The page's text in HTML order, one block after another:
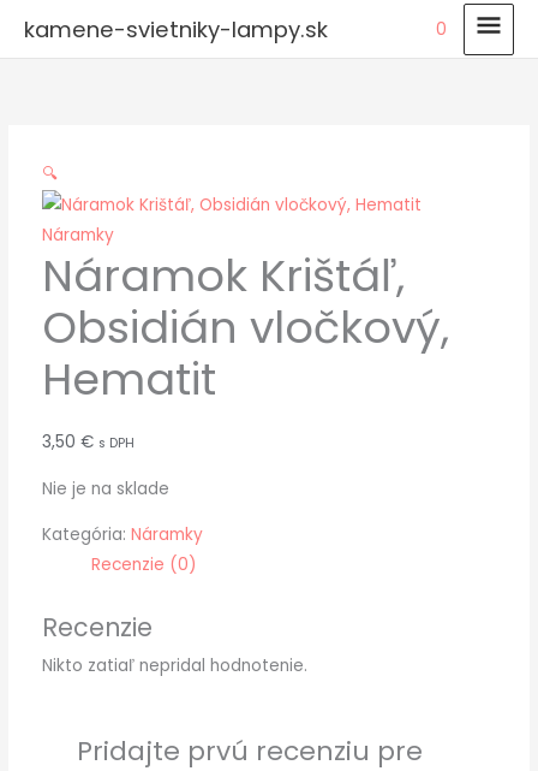
kamene-svietniky-lampy.sk 0
🔍
Náramky
Náramok Krištáľ,
Obsidián vločkový,
Hematit
3,50 € s DPH
Nie je na sklade
Kategória: Náramky
Recenzie (0)
Recenzie
Nikto zatiaľ nepridal hodnotenie.
Pridajte prvú recenziu pre